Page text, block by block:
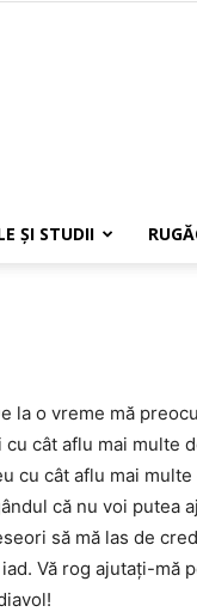
ŞI STUDII
la o vreme mă
cât aflu mai multe
cu cât aflu mai
că nu voi putea
să mă las de
Vă rog ajutați-mă